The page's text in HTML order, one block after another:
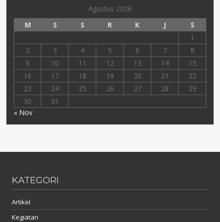
Agustus 2026
M
S S R K J
S
1
2
3 4 5 6 7
8
9
10 11 12 13 14
15
16
17 18 19 20 21
22
23
24 25 26 27 28
29
30
31
« Nov
KATEGORI
Artikel
Kegiatan